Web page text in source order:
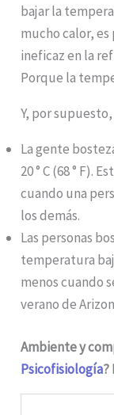
bajar la
mucho calor,
ineficaz en la
Porque la
Y, por
La gente
20 ° C (68 ° F).
cuando una
los demás.
Las personas
temperatura
menos cuando
verano de
Ambiente y
Psicofisiología?